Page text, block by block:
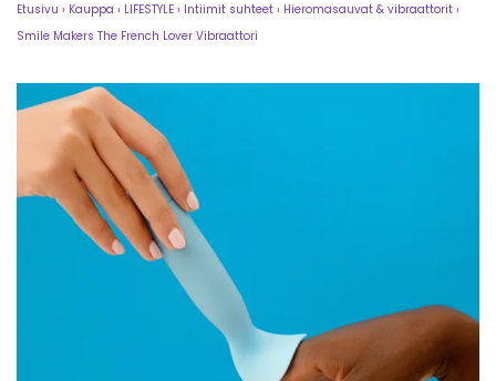
Etusivu › Kauppa › LIFESTYLE › Intiimit suhteet › Hieromasauvat & vibraattorit ›
Smile Makers The French Lover Vibraattori
Seuraava